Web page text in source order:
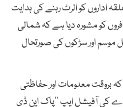
اداروں کو الرٹ رہنے کی ہدایت
کو مشورہ دیا ہے کہ شمالی
موسم اور سڑکوں کی صورتحال
بروقت معلومات اور حفاظتی
کی آفیشل ایپ ’’پاک این ڈی